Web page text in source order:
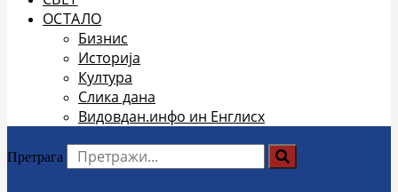
ОСТАЛО
Бизнис
Историја
Култура
Слика дана
Видовдан.инфо ин Енглисх
Претрага